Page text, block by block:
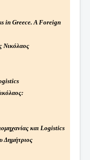
in Greece. A Foreign
Νικόλαος
:
και Logistics
Δημήτριος